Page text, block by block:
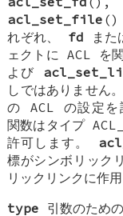
acl_set_file ()
れぞれ、 fd また
ェクトに ACL を
よび
しではありません
の ACL の設定を
関数はタイプ
許可します。
標がシンボリック
リックリンクに作用
type 引数のため